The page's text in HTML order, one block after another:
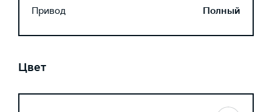
Привод
Полный
Цвет